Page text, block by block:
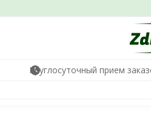
Круглосуточный прием